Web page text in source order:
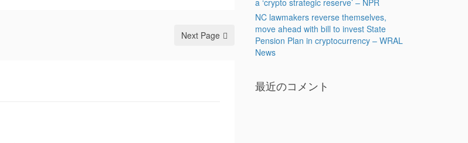
Next Page
a ‘crypto strategic reserve’ – NPR
NC lawmakers reverse themselves,
move ahead with bill to invest State
Pension Plan in cryptocurrency – WRAL
News
最近のコメント